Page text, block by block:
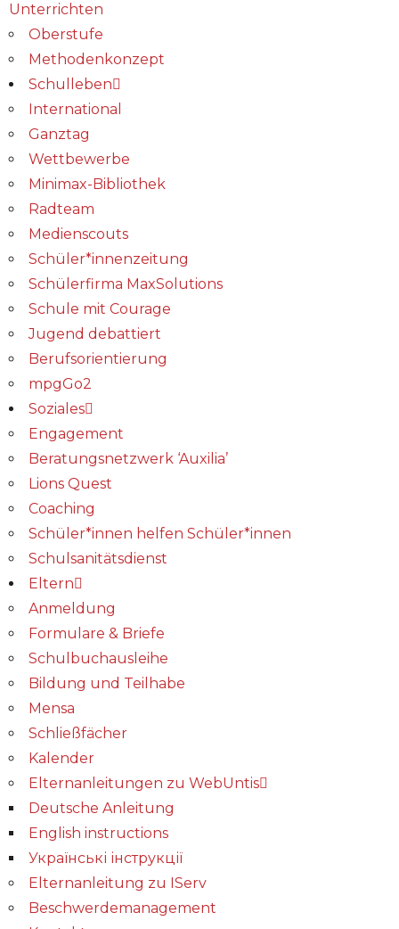
Unterrichten
Oberstufe
Methodenkonzept
Schulleben
International
Ganztag
Wettbewerbe
Minimax-Bibliothek​
Radteam
Medienscouts
Schüler*innenzeitung
Schülerfirma MaxSolutions
Schule mit Courage
Jugend debattiert
Berufsorientierung
mpgGo2
Soziales
Engagement
Beratungsnetzwerk ‘Auxilia’
Lions Quest
Coaching
Schüler*innen helfen Schüler*innen
Schulsanitätsdienst
Eltern
Anmeldung
Formulare & Briefe
Schulbuchausleihe
Bildung und Teilhabe
Mensa
Schließfächer
Kalender
Elternanleitungen zu WebUntis
Deutsche Anleitung
English instructions
Українські інструкції
Elternanleitung zu IServ
Beschwerdemanagement